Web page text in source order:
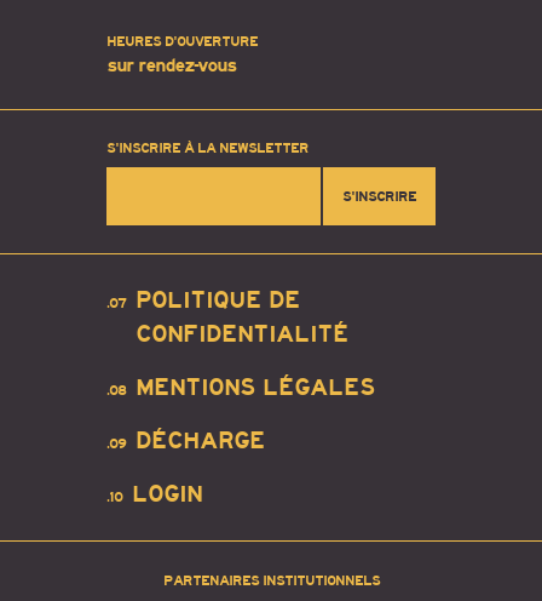
HEURES D'OUVERTURE
sur rendez-vous
S'INSCRIRE À LA NEWSLETTER
S'INSCRIRE
POLITIQUE DE
CONFIDENTIALITÉ
.07
MENTIONS LÉGALES
.08
DÉCHARGE
.09
LOGIN
.10
PARTENAIRES INSTITUTIONNELS